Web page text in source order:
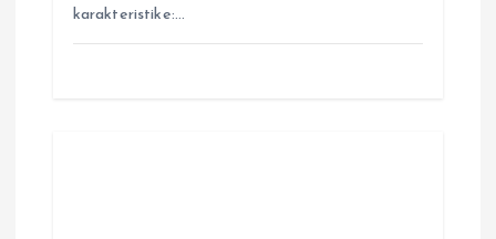
karakteristike:…